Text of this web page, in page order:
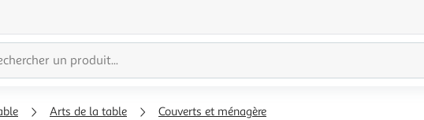
Arts de la table Couverts et ménagère